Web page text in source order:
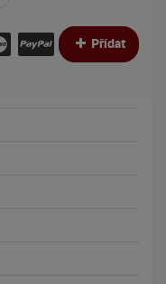
Přídat